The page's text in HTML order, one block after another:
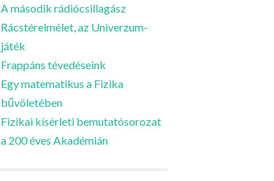
A második rádiócsillagász
Rácstérelmélet, az Univerzum-
játék
Frappáns tévedéseink
Egy matematikus a Fizika
bűvöletében
Fizikai kísérleti bemutatósorozat
a 200 éves Akadémián